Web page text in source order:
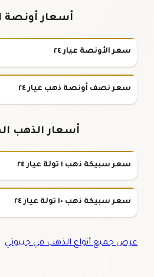
أسعار أونصة
سعر الأونصة عيار ٢٤
سعر نصف أونصة ذهب عيار ٢٤
أسعار الذهب
سعر سبيكة ذهب ١ تولة عيار ٢٤
سعر سبيكة ذهب ١٠ تولة عيار ٢٤
عرض جميع أنواع الذهب في جيبوتي